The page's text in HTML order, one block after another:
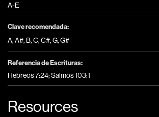
A-E
Clave recomendada:
A,A#, B,C,C#,G,G#
Referencia de Escrituras:
Hebreos 7:24; Salmos 103:1
Resources